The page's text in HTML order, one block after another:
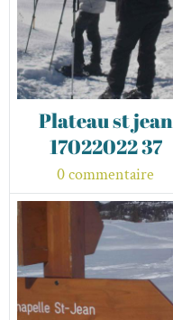
Plateau st jean
17022022 37
0 commentaire